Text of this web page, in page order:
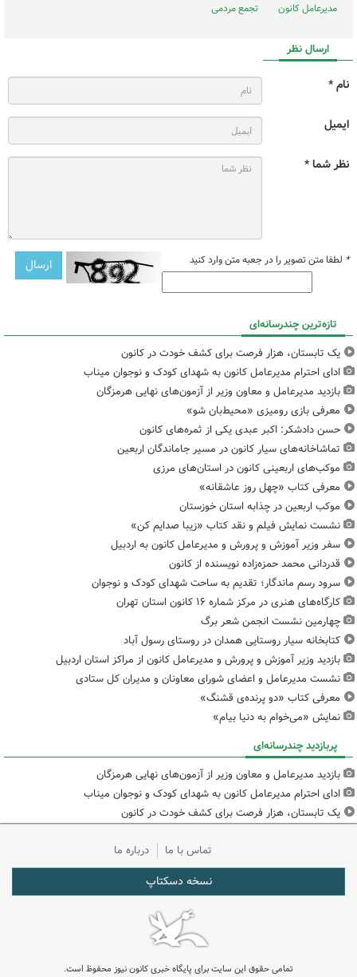
مدیرعامل کانون
تجمع مردمی
ارسال نظر
نام *
ایمیل
نظر شما *
* لطفا متن تصویر را در جعبه متن وارد کنید
تازه‌ترین چندرسانه‌ای
یک تابستان، هزار فرصت برای کشف خودت در کانون
ادای احترام مدیرعامل کانون به شهدای کودک و نوجوان میناب
بازدید مدیرعامل و معاون وزیر از آزمون‌های نهایی هرمزگان
معرفی بازی رومیزی «محیط‌بان شو»
حسن دادشکر: اکبر عبدی یکی از ثمره‌های کانون
تماشاخانه‌های سیار کانون در مسیر جاماندگان اربعین
موکب‌های اربعینی کانون در استان‌های مرزی
معرفی کتاب «چهل روز عاشقانه»
موکب اربعین در چذابه استان خوزستان
نشست نمایش فیلم و نقد کتاب «زیبا صدایم کن»
سفر وزیر آموزش و پرورش و مدیرعامل کانون به اردبیل
قدردانی محمد حمزه‌زاده نویسنده از کانون
سرود رسم ماندگار؛ تقدیم به ساحت شهدای کودک و نوجوان
کارگاه‌های هنری در مرکز شماره ۱۶ کانون استان تهران
چهارمین نشست انجمن شعر برگ
کتابخانه سیار روستایی همدان در روستای رسول آباد
بازدید وزیر آموزش و پرورش و مدیرعامل کانون از مراکز استان اردبیل
نشست مدیرعامل و اعضای شورای معاونان و مدیران کل ستادی
معرفی کتاب «دو پرنده‌ی قشنگ»
نمایش «می‌خوام به دنیا بیام»
پربازدید چندرسانه‌ای
بازدید مدیرعامل و معاون وزیر از آزمون‌های نهایی هرمزگان
ادای احترام مدیرعامل کانون به شهدای کودک و نوجوان میناب
یک تابستان، هزار فرصت برای کشف خودت در کانون
تماس با ما درباره ما
نسخه دسکتاپ
تمامی حقوق این سایت برای پایگاه خبری کانون نیوز محفوظ است.